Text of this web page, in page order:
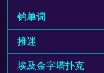
钓单词
推迷
埃及金字塔扑克